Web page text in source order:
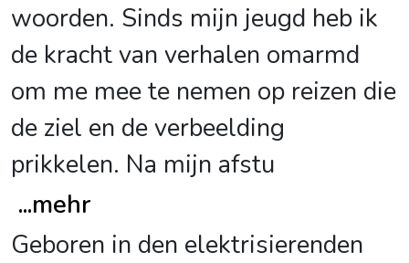
woorden. Sinds mijn jeugd heb ik
de kracht van verhalen omarmd
om me mee te nemen op reizen die
de ziel en de verbeelding
prikkelen. Na mijn afstu
...mehr
Geboren in den elektrisierenden